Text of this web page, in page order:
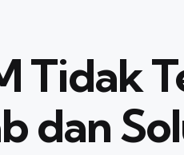
Tidak
dan